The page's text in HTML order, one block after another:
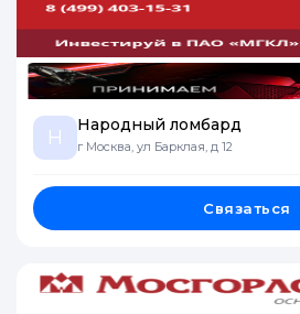
Н
Народный ломбард
г Москва, ул Барклая, д 12
Связаться